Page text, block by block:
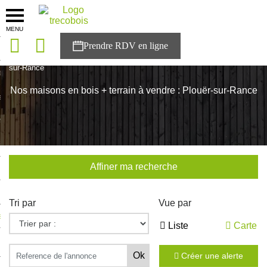
MENU
solutions
Trecobois
à NESTOR
sur-Rance
Nos maisons en bois + terrain à vendre : Plouër-sur-Rance
Affiner ma recherche
Tri par Vue par
Liste Carte
Créer une alerte